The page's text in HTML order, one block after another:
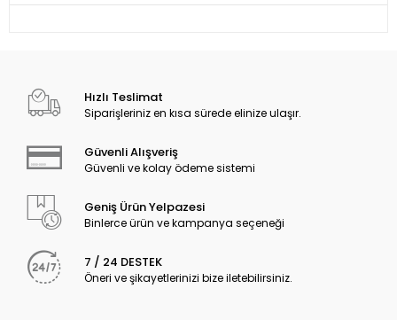
Hızlı Teslimat
Siparişleriniz en kısa sürede elinize ulaşır.
Güvenli Alışveriş
Güvenli ve kolay ödeme sistemi
Geniş Ürün Yelpazesi
Binlerce ürün ve kampanya seçeneği
7 / 24 DESTEK
Öneri ve şikayetlerinizi bize iletebilirsiniz.